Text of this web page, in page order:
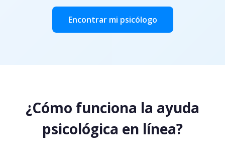
Encontrar mi psicólogo
¿Cómo funciona la ayuda
psicológica en línea?